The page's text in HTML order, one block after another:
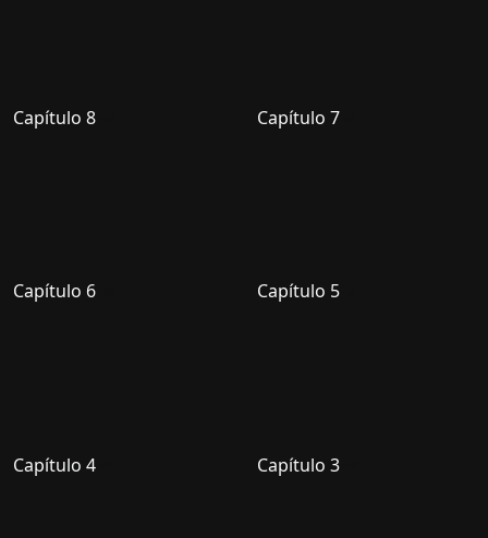
Capítulo 8 Capítulo 7
Capítulo 6 Capítulo 5
Capítulo 4 Capítulo 3